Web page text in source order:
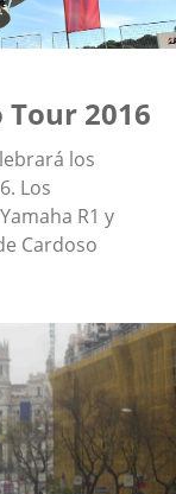
2016
los
Los
R1 y
Cardoso